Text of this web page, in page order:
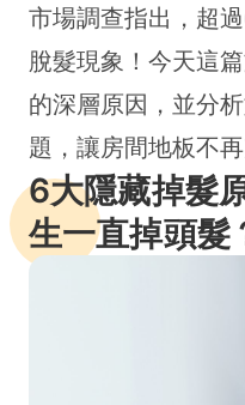
市場調查指出，超
脫髮現象！今天這
的深層原因，並分
題，讓房間地板不
6大隱藏掉髮
生一直掉頭髮